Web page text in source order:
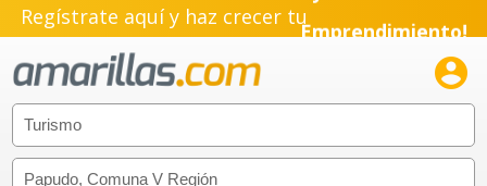
Regístrate aquí y haz crecer tuEmprendimiento!
